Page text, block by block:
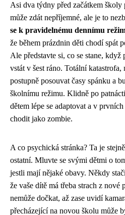
Asi dva týdny před začátkem školy
může zdát nepříjemné, ale je to
se k pravidelnému dennímu
že během prázdnin děti chodí spát
Ale představte si, co se stane,
vstát v šest ráno. Totální katastrofa,
postupně posouvat časy spánku a
školnímu režimu. Klidně po
dětem lépe se adaptovat a v
chodit jako zombie.
A co psychická stránka? Ta je
ostatní. Mluvte se svými dětmi o
jestli mají nějaké obavy. Někdy
že vaše dítě má třeba strach z nové
nemůže dočkat, až zase uvidí
přecházející na novou školu může